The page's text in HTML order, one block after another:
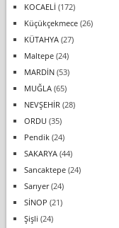
KOCAELİ (172)
Küçükçekmece(26)
KÜTAHYA(27)
Maltepe(24)
MARDİN(53)
MUĞLA(65)
NEVŞEHİR (28)
ORDU (35)
Pendik(24)
SAKARYA(44)
Sancaktepe(24)
Sarıyer(24)
SİNOP (21)
Şişli (24)